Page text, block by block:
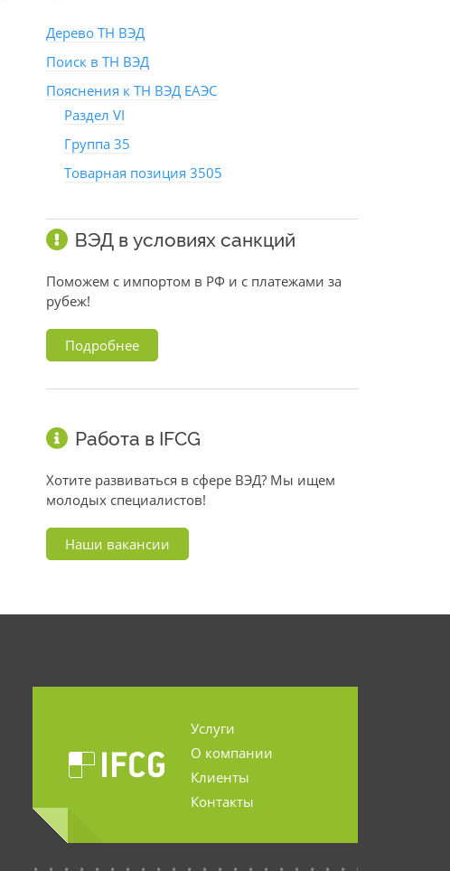
Дерево ТН ВЭД
Поиск в ТН ВЭД
Пояснения к ТН ВЭД ЕАЭС
Раздел VI
Группа 35
Товарная позиция 3505
ВЭД в условиях санкций
Поможем с импортом в РФ и с платежами за
рубеж!
Подробнее
Работа в IFCG
Хотите развиваться в сфере ВЭД? Мы ищем
молодых специалистов!
Наши вакансии
Услуги
О компании
Клиенты
Контакты